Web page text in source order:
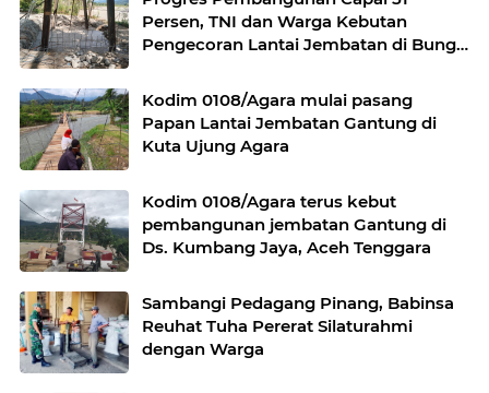
Persen, TNI dan Warga Kebutan
Pengecoran Lantai Jembatan di Bunga
Kodim 0108/Agara mulai pasang
Papan Lantai Jembatan Gantung di
Kuta Ujung Agara
Kodim 0108/Agara terus kebut
pembangunan jembatan Gantung di
Ds. Kumbang Jaya, Aceh Tenggara
Sambangi Pedagang Pinang, Babinsa
Reuhat Tuha Pererat Silaturahmi
dengan Warga